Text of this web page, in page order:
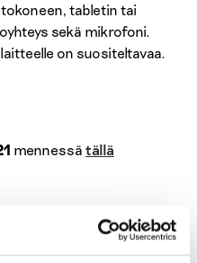
tabletin tai
sekä mikrofoni.
on suositeltavaa.
mennessä tällä
tarkempaa tietoa